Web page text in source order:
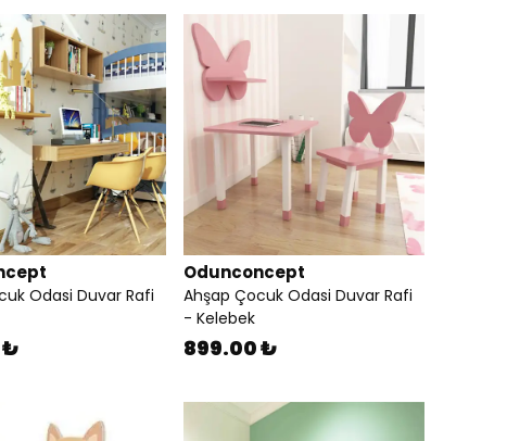
Odasi Duvar Rafi
₺
Odunconcept
Ahşap Çocuk Odasi Duvar Rafi
- Kelebek
899.00 ₺